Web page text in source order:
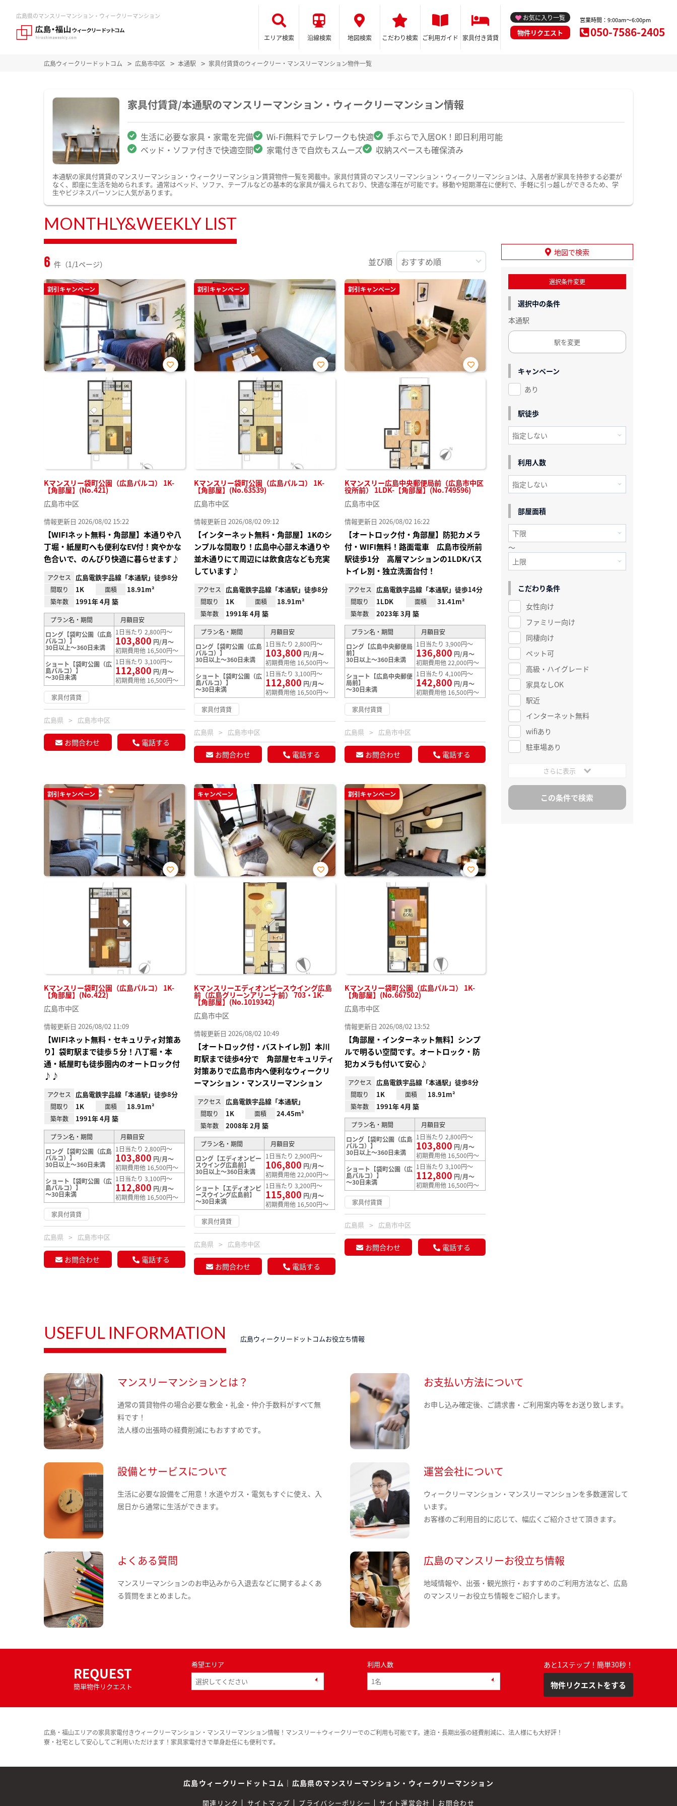
広島県のマンスリーマンション・ウィークリーマンション
エリア検索 沿線検索 地図検索 こだわり検索 ご利用ガイド 家具付き賃貸
お気に入り一覧
物件リクエスト
営業時間：9:00am～6:00pm
050-7586-2405
広島ウィークリードットコム 広島市中区 本通駅 家具付賃貸のウィークリー・マンスリーマンション物件一覧
家具付賃貸/本通駅のマンスリーマンション・ウィークリーマンション情報
生活に必要な家具・家電を完備 Wi-Fi無料でテレワークも快適
手ぶらで入居OK！即日利用可能
ベッド・ソファ付きで快適空間
家電付きで自炊もスムーズ 収納スペースも確保済み
本通駅の家具付賃貸のマンスリーマンション・ウィークリーマンション賃貸物件一覧を掲載中。家具付賃貸のマンスリーマンション・ウィークリーマンションは、入居者が家具を持参する必要が
なく、即座に生活を始められます。通常はベッド、ソファ、テーブルなどの基本的な家具が備えられており、快適な滞在が可能です。移動や短期滞在に便利で、手軽に引っ越しができるため、学
生やビジネスパーソンに人気があります。
MONTHLY&WEEKLY LIST
6 件（1/1ページ） 並び順
割引キャンペーン
Kマンスリー袋町公園（広島パルコ） 1K-
【角部屋】(No.421)
お気
広島市中区
情報更新日 2026/08/02 15:22
【WIFIネット無料・角部屋】本通りや八
丁堀・紙屋町へも便利なEV付！爽やかな
色合いで、のんびり快適に暮らせます♪
アクセス 広島電鉄宇品線「本通駅」徒歩8分
間取り 1K 面積 18.91m²
築年数 1991年 4月 築
プラン名・期間
月額目安
ロング【袋町公園（広島
パルコ）】
30日以上～360日未満
1日当たり 2,800円～
103,800 円/月～
初期費用他 16,500円～
ショート【袋町公園（広
島パルコ）】
～30日未満
1日当たり 3,100円～
112,800 円/月～
初期費用他 16,500円～
家具付賃貸
広島県 広島市中区
お問合わせ 電話する
割引キャンペーン
Kマンスリー袋町公園（広島パルコ） 1K-
【角部屋】(No.63539)
お気
広島市中区
情報更新日 2026/08/02 09:12
【インターネット無料・角部屋】1Kのシ
ンプルな間取り！広島中心部え本通りや
並木通りにて周辺には飲食店なども充実
しています♪
アクセス 広島電鉄宇品線「本通駅」徒歩8分
間取り 1K 面積 18.91m²
築年数 1991年 4月 築
プラン名・期間
月額目安
ロング【袋町公園（広島
パルコ）】
30日以上～360日未満
1日当たり 2,800円～
103,800 円/月～
初期費用他 16,500円～
ショート【袋町公園（広
島パルコ）】
～30日未満
1日当たり 3,100円～
112,800 円/月～
初期費用他 16,500円～
家具付賃貸
広島県 広島市中区
お問合わせ 電話する
割引キャンペーン
Kマンスリー広島中央郵便局前（広島市中区
役所前） 1LDK-【角部屋】(No.749596)
お気
広島市中区
情報更新日 2026/08/02 16:22
【オートロック付・角部屋】防犯カメラ
付・WIFI無料！路面電車 広島市役所前
駅徒歩1分 高層マンションの1LDKバス
トイレ別・独立洗面台付！
アクセス 広島電鉄宇品線「本通駅」徒歩14分
間取り 1LDK 面積 31.41m²
築年数 2023年 3月 築
プラン名・期間
月額目安
ロング【広島中央郵便局
前】
30日以上～360日未満
1日当たり 3,900円～
136,800 円/月～
初期費用他 22,000円～
ショート【広島中央郵便
局前】
～30日未満
1日当たり 4,100円～
142,800 円/月～
初期費用他 16,500円～
家具付賃貸
広島県 広島市中区
お問合わせ 電話する
割引キャンペーン
Kマンスリー袋町公園（広島パルコ） 1K-
【角部屋】(No.422)
お気
広島市中区
情報更新日 2026/08/02 11:09
【WIFIネット無料・セキュリティ対策あ
り】袋町駅まで徒歩５分！八丁堀・本
通・紙屋町も徒歩圏内のオートロック付
♪♪
アクセス 広島電鉄宇品線「本通駅」徒歩8分
間取り 1K 面積 18.91m²
築年数 1991年 4月 築
プラン名・期間
月額目安
ロング【袋町公園（広島
パルコ）】
30日以上～360日未満
1日当たり 2,800円～
103,800 円/月～
初期費用他 16,500円～
ショート【袋町公園（広
島パルコ）】
～30日未満
1日当たり 3,100円～
112,800 円/月～
初期費用他 16,500円～
家具付賃貸
広島県 広島市中区
お問合わせ 電話する
キャンペーン
Kマンスリーエディオンピースウイング広島
前（広島グリーンアリーナ前） 703・1K-
【角部屋】(No.1019342)
お気
広島市中区
情報更新日 2026/08/02 10:49
【オートロック付・バストイレ別】本川
町駅まで徒歩4分で 角部屋セキュリティ
対策ありで広島市内へ便利なウィークリ
ーマンション・マンスリーマンション
アクセス 広島電鉄宇品線「本通駅」
間取り 1K 面積 24.45m²
築年数 2008年 2月 築
プラン名・期間
月額目安
ロング【エディオンピー
スウイング広島前】
30日以上～360日未満
1日当たり 2,900円～
106,800 円/月～
初期費用他 22,000円～
ショート【エディオンピ
ースウイング広島前】
～30日未満
1日当たり 3,200円～
115,800 円/月～
初期費用他 16,500円～
家具付賃貸
広島県 広島市中区
お問合わせ 電話する
割引キャンペーン
Kマンスリー袋町公園（広島パルコ） 1K-
【角部屋】(No.667502)
お気
広島市中区
情報更新日 2026/08/02 13:52
【角部屋・インターネット無料】シンプ
ルで明るい空間です。オートロック・防
犯カメラも付いて安心♪
アクセス 広島電鉄宇品線「本通駅」徒歩8分
間取り 1K 面積 18.91m²
築年数 1991年 4月 築
プラン名・期間
月額目安
ロング【袋町公園（広島
パルコ）】
30日以上～360日未満
1日当たり 2,800円～
103,800 円/月～
初期費用他 16,500円～
ショート【袋町公園（広
島パルコ）】
～30日未満
1日当たり 3,100円～
112,800 円/月～
初期費用他 16,500円～
家具付賃貸
広島県 広島市中区
お問合わせ 電話する
地図で検索
選択条件変更
選択中の条件
本通駅
駅を変更
キャンペーン
あり
駅徒歩
利用人数
部屋面積
～
こだわり条件
女性向け
ファミリー向け
同棲向け
ペット可
高級・ハイグレード
家具なしOK
駅近
インターネット無料
wifiあり
駐車場あり
さらに表示
USEFUL INFORMATION 広島ウィークリードットコムお役立ち情報
マンスリーマンションとは？
通常の賃貸物件の場合必要な敷金・礼金・仲介手数料がすべて無
料です！
法人様の出張時の経費削減にもおすすめです。
お支払い方法について
お申し込み確定後、ご請求書・ご利用案内等をお送り致します。
設備とサービスについて
生活に必要な設備をご用意！水道やガス・電気もすぐに使え、入
居日から通常に生活ができます。
運営会社について
ウィークリーマンション・マンスリーマンションを多数運営して
います。
お客様のご利用目的に応じて、幅広くご紹介させて頂きます。
よくある質問
マンスリーマンションのお申込みから入退去などに関するよくあ
る質問をまとめました。
広島のマンスリーお役立ち情報
地域情報や、出張・観光旅行・おすすめのご利用方法など、広島
のマンスリーお役立ち情報をご紹介します。
REQUEST
簡単物件リクエスト
希望エリア 利用人数 あと1ステップ！簡単30秒！
物件リクエストをする
広島・福山エリアの家具家電付きウィークリーマンション・マンスリーマンション情報！マンスリー＋ウィークリーでのご利用も可能です。連泊・長期出張の経費削減に、法人様にも大好評！
寮・社宅として安心してご利用いただけます！家具家電付きで単身赴任にも便利です。
広島ウィークリードットコム ｜ 広島県のマンスリーマンション・ウィークリーマンション
関連リンク サイトマップ プライバシーポリシー サイト運営会社 お問合わせ